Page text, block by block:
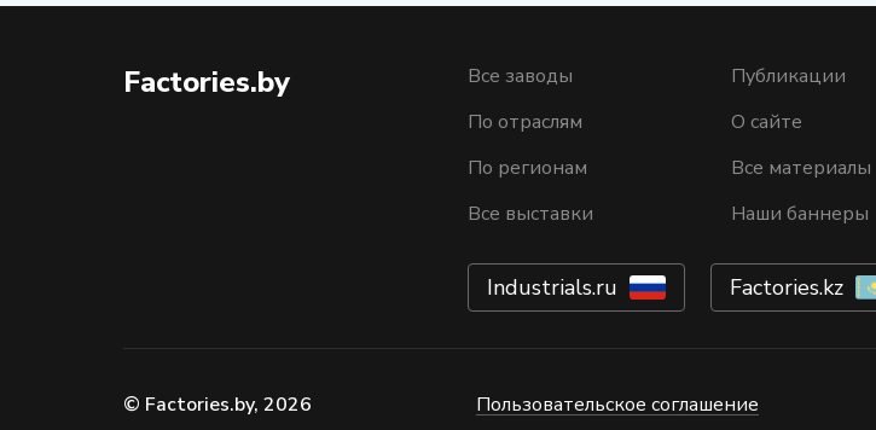
Factories.by
Все заводы
По отраслям
По регионам
Все выставки
Публикации
О сайте
Все материалы
Наши баннеры
Industrials.ru Factories.kz
© Factories.by, 2026 Пользовательское соглашение